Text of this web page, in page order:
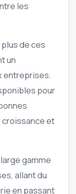
les
plus de ces
un
entreprises.
pour
croissance et
gamme
allant du
en passant